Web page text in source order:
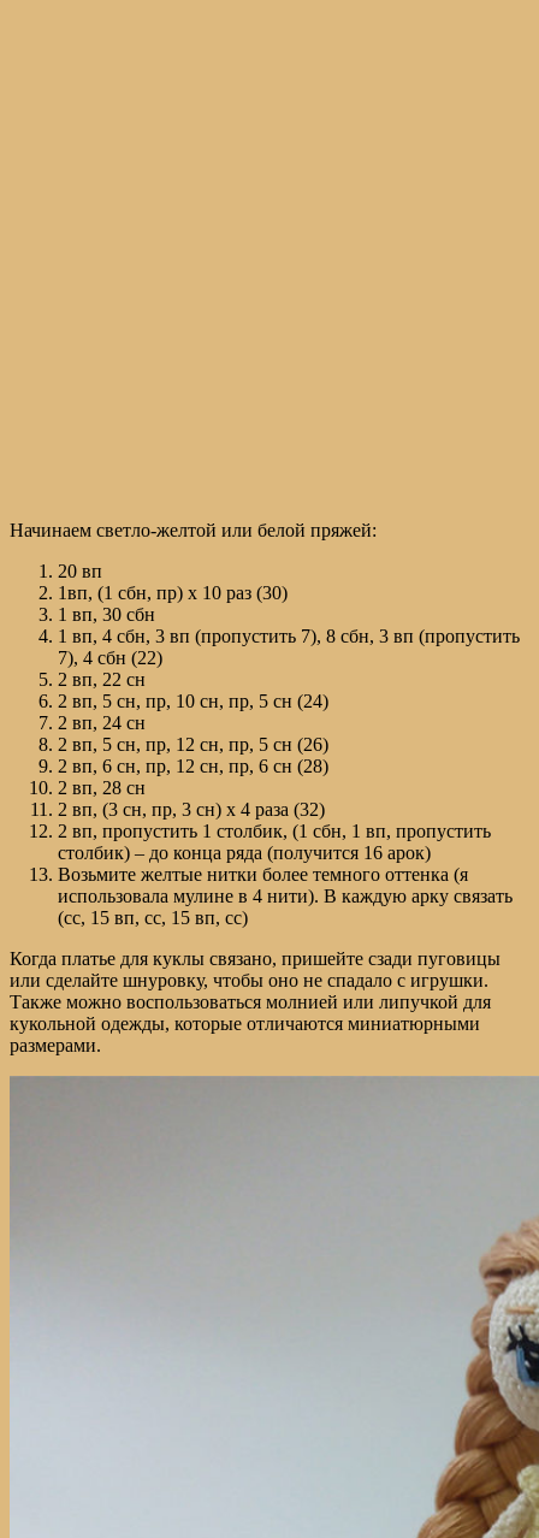
Начинаем светло-желтой или белой пряжей:
20 вп
1вп, (1 сбн, пр) х 10 раз (30)
1 вп, 30 сбн
1 вп, 4 сбн, 3 вп (пропустить 7), 8 сбн, 3 вп (пропустить
7), 4 сбн (22)
2 вп, 22 сн
2 вп, 5 сн, пр, 10 сн, пр, 5 сн (24)
2 вп, 24 сн
2 вп, 5 сн, пр, 12 сн, пр, 5 сн (26)
2 вп, 6 сн, пр, 12 сн, пр, 6 сн (28)
2 вп, 28 сн
2 вп, (3 сн, пр, 3 сн) х 4 раза (32)
2 вп, пропустить 1 столбик, (1 сбн, 1 вп, пропустить
столбик) – до конца ряда (получится 16 арок)
Возьмите желтые нитки более темного оттенка (я
использовала мулине в 4 нити). В каждую арку связать
(сс, 15 вп, сс, 15 вп, сс)
Когда платье для куклы связано, пришейте сзади пуговицы
или сделайте шнуровку, чтобы оно не спадало с игрушки.
Также можно воспользоваться молнией или липучкой для
кукольной одежды, которые отличаются миниатюрными
размерами.